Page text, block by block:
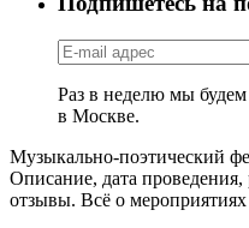
Раз в неделю мы
в Москве.
Музыкально-поэтический
Описание, дата
отзывы. Всё о